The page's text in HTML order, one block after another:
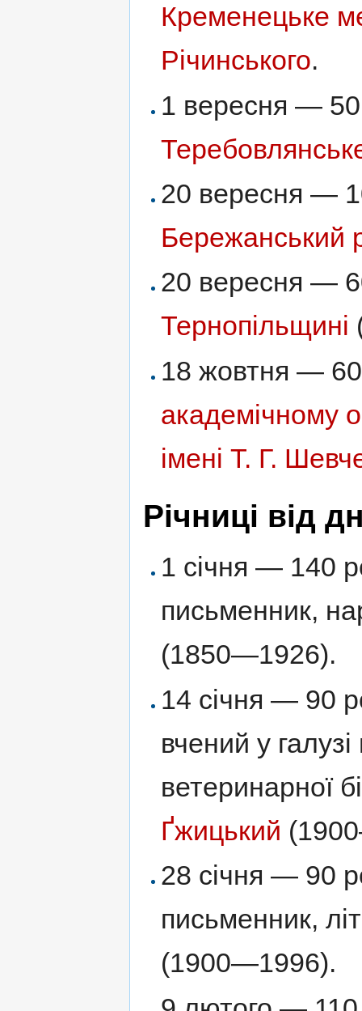
Кременецьке
Річинського.
1 вересня — 50
20 вересня —
Бережанський
20 вересня —
Тернопільщині
18 жовтня —
академічному
імені Т. Г.
Річниці від
1 січня — 140
письменник,
(1850—1926).
14 січня — 90
вчений у
ветеринарної
Ґжицький
28 січня — 90
письменник,
(1900—1996).